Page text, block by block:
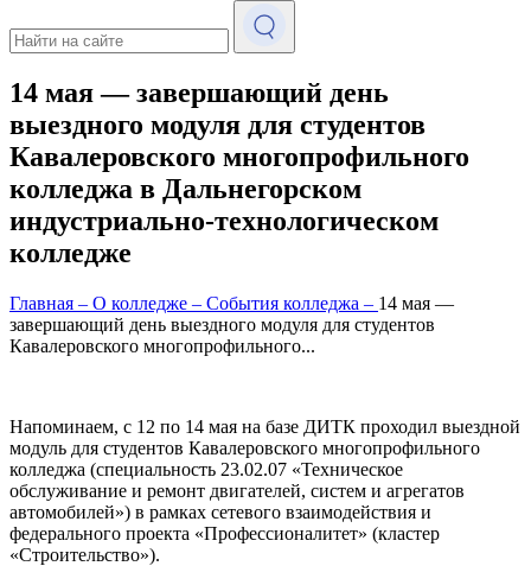
14 мая — завершающий день
выездного модуля для студентов
Кавалеровского многопрофильного
колледжа в Дальнегорском
индустриально-технологическом
колледже
Главная – О колледже – События колледжа – 14 мая —
завершающий день выездного модуля для студентов
Кавалеровского многопрофильного...
Напоминаем, с 12 по 14 мая на базе ДИТК проходил выездной
модуль для студентов Кавалеровского многопрофильного
колледжа (специальность 23.02.07 «Техническое
обслуживание и ремонт двигателей, систем и агрегатов
автомобилей») в рамках сетевого взаимодействия и
федерального проекта «Профессионалитет» (кластер
«Строительство»).